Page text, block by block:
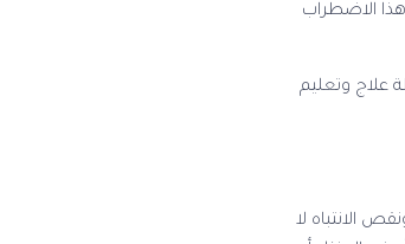
الاضطراب
علاج وتعليم
الانتباه لا